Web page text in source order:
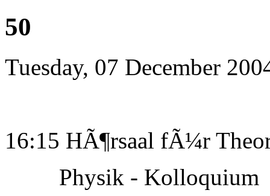
50
Tuesday, 07 December
16:15 HÃ¶rsaal fÃ¼r
Physik - Kolloquium